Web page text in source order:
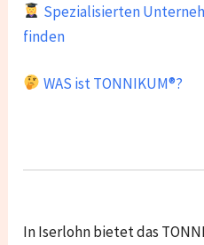
Spezialisierten
finden
WAS ist TONNIKUM®?
In Iserlohn bietet das